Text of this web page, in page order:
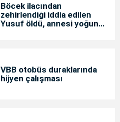
Böcek ilacından
zehirlendiği iddia edilen
Yusuf öldü, annesi yoğun
VBB otobüs duraklarında
hijyen çalışması